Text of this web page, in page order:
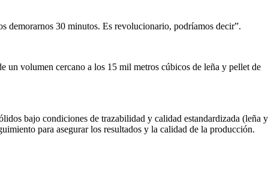
demorarnos 30 minutos. Es revolucionario, podríamos decir”.
volumen cercano a los 15 mil metros cúbicos de leña y pellet de
bajo condiciones de trazabilidad y calidad estandardizada (leña y
para asegurar los resultados y la calidad de la producción.